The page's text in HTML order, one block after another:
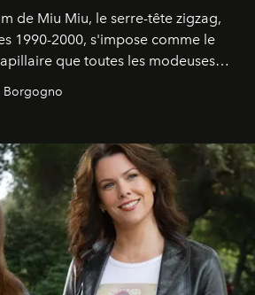
de Miu Miu, le serre-tête zigzag,
1990-2000, s'impose comme le
que toutes les modeuses
Borgogno